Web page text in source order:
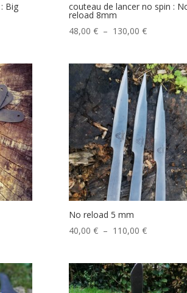
Big
€
couteau de lancer no spin :
reload 8mm
48,00 € – 130,00 €Plage
48,00 €
à
130,00 €
No reload 5 mm
40,00 € – 110,00 €Plage
40,00 €
à